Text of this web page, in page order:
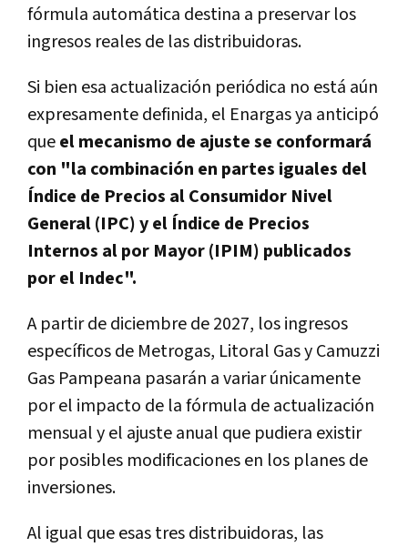
fórmula automática destina a preservar los
ingresos reales de las distribuidoras.
Si bien esa actualización periódica no está aún
expresamente definida, el Enargas ya anticipó
queel mecanismo de ajuste se conformará
con "la combinación en partes iguales del
Índice de Precios al Consumidor Nivel
General (IPC) y el Índice de Precios
Internos al por Mayor (IPIM) publicados
por el Indec".
A partir de diciembre de 2027, los ingresos
específicos de Metrogas, Litoral Gas y Camuzzi
Gas Pampeana pasarán a variar únicamente
por el impacto de la fórmula de actualización
mensual y el ajuste anual que pudiera existir
por posibles modificaciones en los planes de
inversiones.
Al igual que esas tres distribuidoras, las